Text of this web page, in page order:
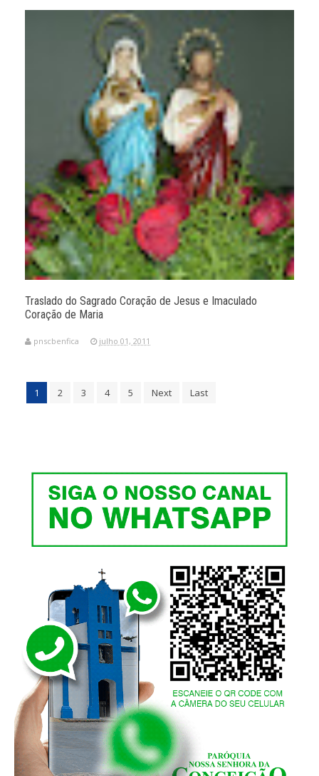
Traslado do Sagrado Coração de Jesus e Imaculado
Coração de Maria
pnscbenfica julho 01, 2011
1 2 3 4 5 Next Last